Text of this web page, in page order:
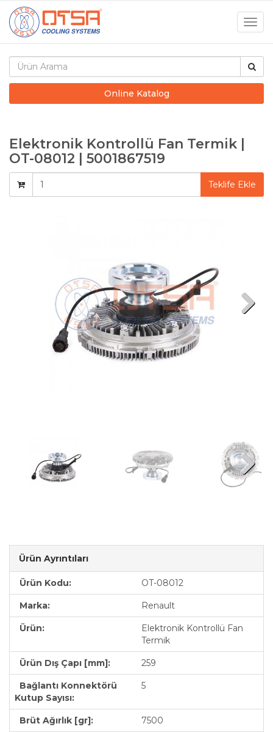
Online Katalog
Elektronik Kontrollü Fan Termik |
OT-08012 | 5001867519
Teklife Ekle
Ürün Ayrıntıları
Ürün Kodu: OT-08012
Marka: Renault
Ürün:
Elektronik Kontrollü Fan
Termik
Ürün Dış Çapı [mm]: 259
Bağlantı Konnektörü
Kutup Sayısı:
5
Brüt Ağırlık [gr]: 7500